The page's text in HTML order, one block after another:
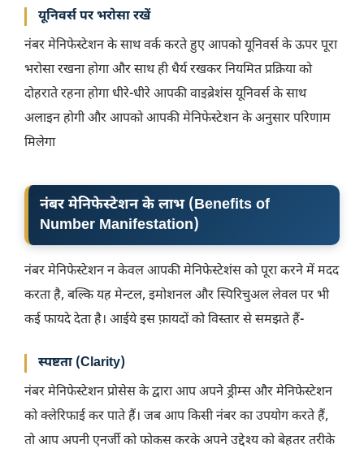
यूनिवर्स पर भरोसा रखें
नंबर मेनिफेस्टेशन के साथ वर्क करते हुए आपको यूनिवर्स के ऊपर पूरा
भरोसा रखना होगा और साथ ही धैर्य रखकर नियमित प्रक्रिया को
दोहराते रहना होगा धीरे-धीरे आपकी वाइब्रेशंस यूनिवर्स के साथ
अलाइन होगी और आपको आपकी मेनिफेस्टेशन के अनुसार परिणाम
मिलेगा
नंबर मेनिफेस्टेशन के लाभ (Benefits of
Number Manifestation)
नंबर मेनिफेस्टेशन न केवल आपकी मेनिफेस्टेशंस को पूरा करने में मदद
करता है, बल्कि यह मेन्टल, इमोशनल और स्पिरिचुअल लेवल पर भी
कई फायदे देता है। आईये इस फ़ायदों को विस्तार से समझते हैं-
स्पष्टता (Clarity)
नंबर मेनिफेस्टेशन प्रोसेस के द्वारा आप अपने ड्रीम्स और मेनिफेस्टेशन
को क्लेरिफाई कर पाते हैं। जब आप किसी नंबर का उपयोग करते हैं,
तो आप अपनी एनर्जी को फोकस करके अपने उद्देश्य को बेहतर तरीके